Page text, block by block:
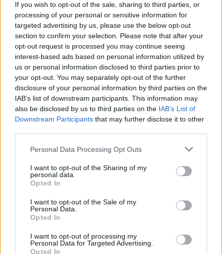
If you wish to opt-out of the sale, sharing to third parties, or
processing of your personal or sensitive information for
targeted advertising by us, please use the below opt-out
section to confirm your selection. Please note that after your
opt-out request is processed you may continue seeing
interest-based ads based on personal information utilized by
us or personal information disclosed to third parties prior to
your opt-out. You may separately opt-out of the further
disclosure of your personal information by third parties on the
IAB’s list of downstream participants. This information may
also be disclosed by us to third parties on the IAB’s List of
Downstream Participants that may further disclose it to other
Please note that this website/app uses one or more Google
not limited to your visit or usage behaviour. You may click to
grant or deny consent to Google and its third-party tags to
use your data for below specified purposes in below Google
consent section.
Personal Data Processing Opt Outs
I want to opt-out of the Sharing of my
personal data.
Opted In
I want to opt-out of the Sale of my
Personal Data.
Opted In
I want to opt-out of processing my
Personal Data for Targeted Advertising.
Opted In